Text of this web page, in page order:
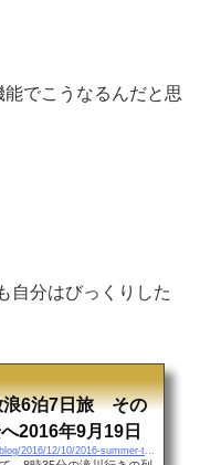
でこうなるんだと思
自分はびっくりした
浪6泊7日旅 その
2016年9月19日
http://otonatokodomono3.com/blog/2016/12/10/2016-summer-trip-hokkaido-tohoku-part-12